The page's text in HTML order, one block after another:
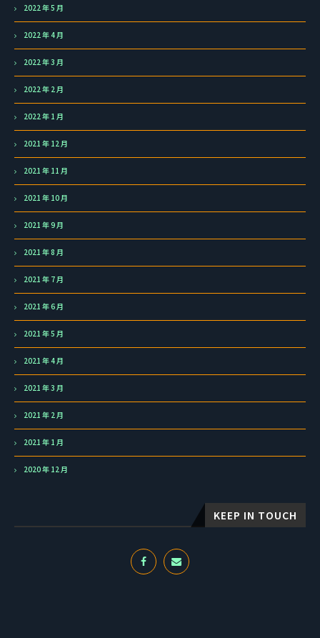
2022 年 5 月
2022 年 4 月
2022 年 3 月
2022 年 2 月
2022 年 1 月
2021 年 12 月
2021 年 11 月
2021 年 10 月
2021 年 9 月
2021 年 8 月
2021 年 7 月
2021 年 6 月
2021 年 5 月
2021 年 4 月
2021 年 3 月
2021 年 2 月
2021 年 1 月
2020 年 12 月
KEEP IN TOUCH